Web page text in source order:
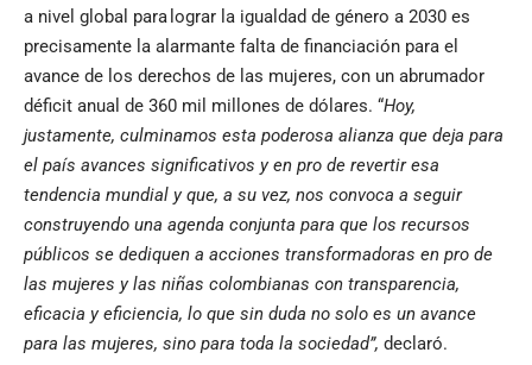
a nivel global para lograr la igualdad de género a 2030 es
precisamente la alarmante falta de financiación para el
avance de los derechos de las mujeres, con un abrumador
déficit anual de 360 mil millones de dólares. “Hoy,
justamente, culminamos esta poderosa alianza que deja para
el país avances significativos y en pro de revertir esa
tendencia mundial y que, a su vez, nos convoca a seguir
construyendo una agenda conjunta para que los recursos
públicos se dediquen a acciones transformadoras en pro de
las mujeres y las niñas colombianas con transparencia,
eficacia y eficiencia, lo que sin duda no solo es un avance
para las mujeres, sino para toda la sociedad”, declaró.